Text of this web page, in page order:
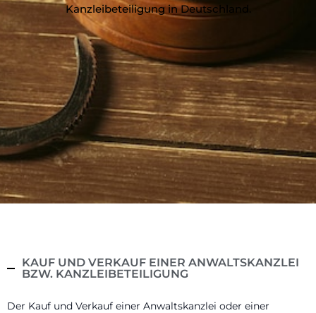
Kanzleibeteiligung in Deutschland.
KAUF UND VERKAUF EINER ANWALTSKANZLEI
BZW. KANZLEIBETEILIGUNG
Der Kauf und Verkauf einer Anwaltskanzlei oder einer